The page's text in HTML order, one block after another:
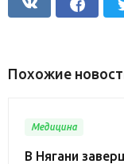
Похожие
Медицина
В Нягани